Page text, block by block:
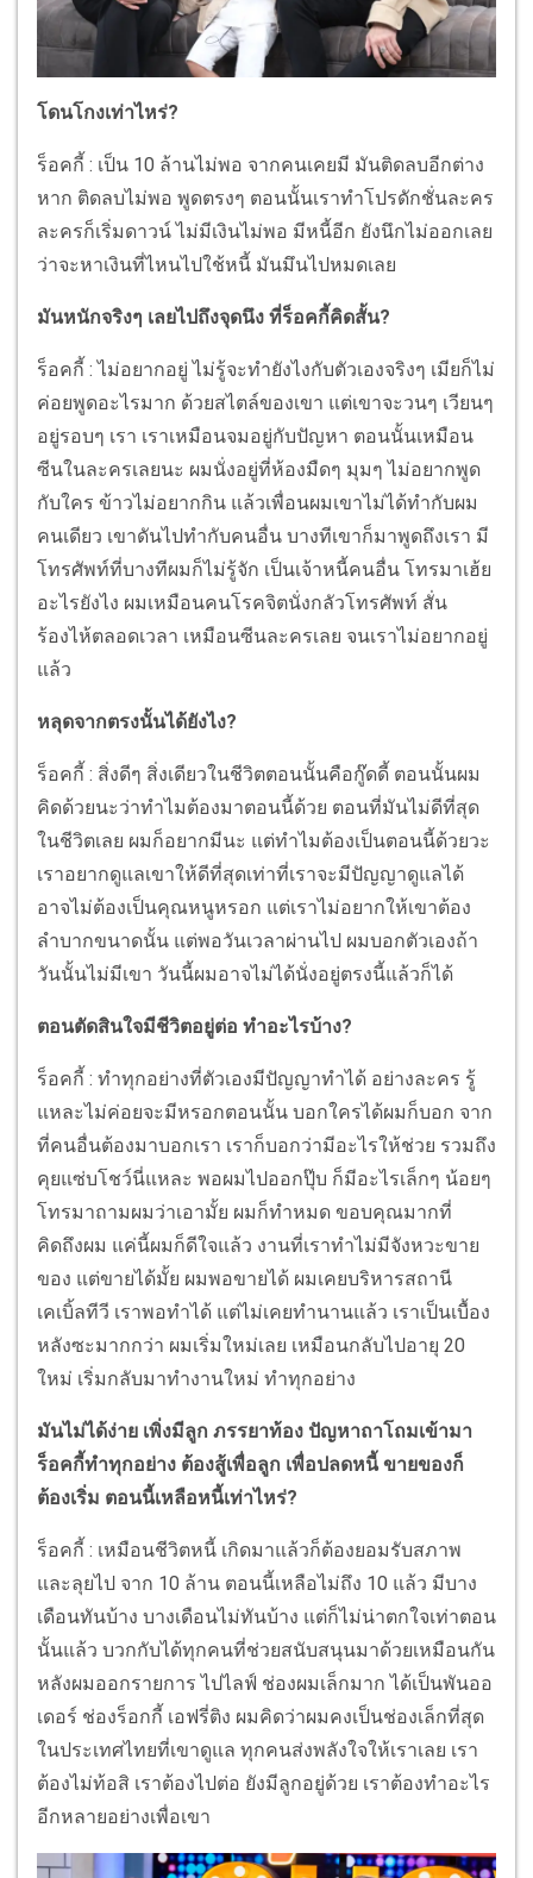
โดนโกงเท่าไหร่?
ร็อคกี้ : เป็น 10 ล้านไม่พอ จากคนเคยมี มันติดลบอีกต่าง
หาก ติดลบไม่พอ พูดตรงๆ ตอนนั้นเราทำโปรดักชั่นละคร
ละครก็เริ่มดาวน์ ไม่มีเงินไม่พอ มีหนี้อีก ยังนึกไม่ออกเลย
ว่าจะหาเงินที่ไหนไปใช้หนี้ มันมึนไปหมดเลย
มันหนักจริงๆ เลยไปถึงจุดนึง ที่ร็อคกี้คิดสั้น?
ร็อคกี้ : ไม่อยากอยู่ ไม่รู้จะทำยังไงกับตัวเองจริงๆ เมียก็ไม่
ค่อยพูดอะไรมาก ด้วยสไตล์ของเขา แต่เขาจะวนๆ เวียนๆ
อยู่รอบๆ เรา เราเหมือนจมอยู่กับปัญหา ตอนนั้นเหมือน
ซีนในละครเลยนะ ผมนั่งอยู่ที่ห้องมืดๆ มุมๆ ไม่อยากพูด
กับใคร ข้าวไม่อยากกิน แล้วเพื่อนผมเขาไม่ได้ทำกับผม
คนเดียว เขาดันไปทำกับคนอื่น บางทีเขาก็มาพูดถึงเรา มี
โทรศัพท์ที่บางทีผมก็ไม่รู้จัก เป็นเจ้าหนี้คนอื่น โทรมาเฮ้ย
อะไรยังไง ผมเหมือนคนโรคจิตนั่งกลัวโทรศัพท์ สั่น
ร้องไห้ตลอดเวลา เหมือนซีนละครเลย จนเราไม่อยากอยู่
แล้ว
หลุดจากตรงนั้นได้ยังไง?
ร็อคกี้ : สิ่งดีๆ สิ่งเดียวในชีวิตตอนนั้นคือกู๊ดดี้ ตอนนั้นผม
คิดด้วยนะว่าทำไมต้องมาตอนนี้ด้วย ตอนที่มันไม่ดีที่สุด
ในชีวิตเลย ผมก็อยากมีนะ แต่ทำไมต้องเป็นตอนนี้ด้วยวะ
เราอยากดูแลเขาให้ดีที่สุดเท่าที่เราจะมีปัญญาดูแลได้
อาจไม่ต้องเป็นคุณหนูหรอก แต่เราไม่อยากให้เขาต้อง
ลำบากขนาดนั้น แต่พอวันเวลาผ่านไป ผมบอกตัวเองถ้า
วันนั้นไม่มีเขา วันนี้ผมอาจไม่ได้นั่งอยู่ตรงนี้แล้วก็ได้
ตอนตัดสินใจมีชีวิตอยู่ต่อ ทำอะไรบ้าง?
ร็อคกี้ : ทำทุกอย่างที่ตัวเองมีปัญญาทำได้ อย่างละคร รู้
แหละไม่ค่อยจะมีหรอกตอนนั้น บอกใครได้ผมก็บอก จาก
ที่คนอื่นต้องมาบอกเรา เราก็บอกว่ามีอะไรให้ช่วย รวมถึง
คุยแซ่บโชว์นี่แหละ พอผมไปออกปุ๊บ ก็มีอะไรเล็กๆ น้อยๆ
โทรมาถามผมว่าเอามั้ย ผมก็ทำหมด ขอบคุณมากที่
คิดถึงผม แค่นี้ผมก็ดีใจแล้ว งานที่เราทำไม่มีจังหวะขาย
ของ แต่ขายได้มั้ย ผมพอขายได้ ผมเคยบริหารสถานี
เคเบิ้ลทีวี เราพอทำได้ แต่ไม่เคยทำนานแล้ว เราเป็นเบื้อง
หลังซะมากกว่า ผมเริ่มใหม่เลย เหมือนกลับไปอายุ 20
ใหม่ เริ่มกลับมาทำงานใหม่ ทำทุกอย่าง
มันไม่ได้ง่าย เพิ่งมีลูก ภรรยาท้อง ปัญหาถาโถมเข้ามา
ร็อคกี้ทำทุกอย่าง ต้องสู้เพื่อลูก เพื่อปลดหนี้ ขายของก็
ต้องเริ่ม ตอนนี้เหลือหนี้เท่าไหร่?
ร็อคกี้ : เหมือนชีวิตหนี้ เกิดมาแล้วก็ต้องยอมรับสภาพ
และลุยไป จาก 10 ล้าน ตอนนี้เหลือไม่ถึง 10 แล้ว มีบาง
เดือนทันบ้าง บางเดือนไม่ทันบ้าง แต่ก็ไม่น่าตกใจเท่าตอน
นั้นแล้ว บวกกับได้ทุกคนที่ช่วยสนับสนุนมาด้วยเหมือนกัน
หลังผมออกรายการ ไปไลฟ์ ช่องผมเล็กมาก ได้เป็นพันออ
เดอร์ ช่องร็อกกี้ เอฟรี่ติง ผมคิดว่าผมคงเป็นช่องเล็กที่สุด
ในประเทศไทยที่เขาดูแล ทุกคนส่งพลังใจให้เราเลย เรา
ต้องไม่ท้อสิ เราต้องไปต่อ ยังมีลูกอยู่ด้วย เราต้องทำอะไร
อีกหลายอย่างเพื่อเขา